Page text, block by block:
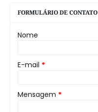
FORMULÁRIO DE CONTATO
Nome
E-mail *
Mensagem *